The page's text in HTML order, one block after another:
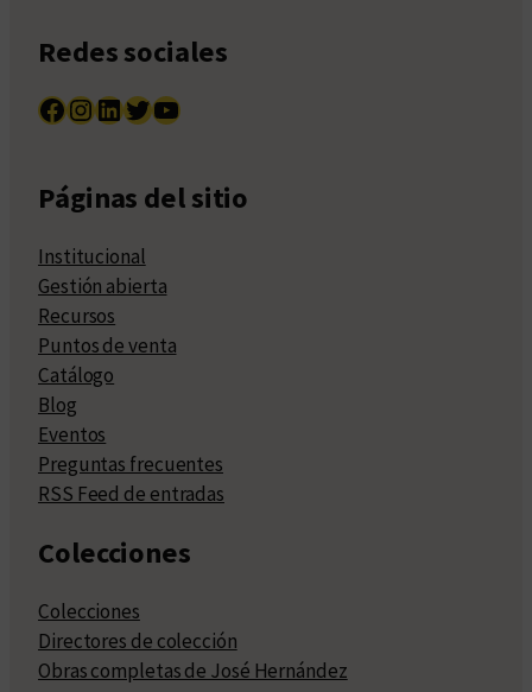
Redes sociales
Facebook InstagramLinkedIn Twitter YouTube
Páginas del sitio
Institucional
Gestión abierta
Recursos
Puntos de venta
Catálogo
Blog
Eventos
Preguntas frecuentes
RSS Feed de entradas
Colecciones
Colecciones
Directores de colección
Obras completas de José Hernández